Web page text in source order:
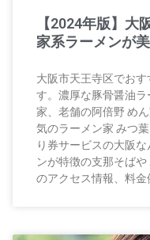
【2024年版】大
家系ラーメンが
大阪市天王寺区でお
す。濃厚な豚骨醤油
家、老舗の阿倍野 め
気のラーメン家 みつ
り券サービスの大阪
ンが特徴の支那そば
のアクセス情報、料金